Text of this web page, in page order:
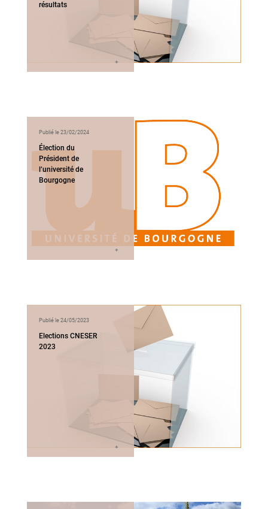
résultats
Publié le 23/02/2024
Élection du
Président de
l’université de
Bourgogne
Publié le 24/05/2023
Elections CNESER
2023